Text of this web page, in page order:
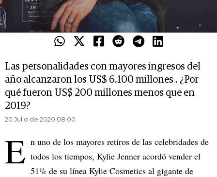
Las personalidades con mayores ingresos del
año alcanzaron los US$ 6.100 millones . ¿Por
qué fueron US$ 200 millones menos que en
2019?
20 Julio de 2020 08.00
E n uno de los mayores retiros de las celebridades de
todos los tiempos, Kylie Jenner acordó vender el
51% de su línea Kylie Cosmetics al gigante de